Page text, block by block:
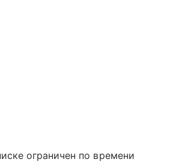
ограничен по времени